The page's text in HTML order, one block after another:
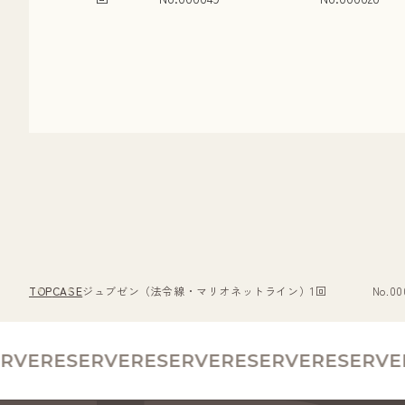
TOPCASEジュブゼン（法令線・マリオネットライン）1回
RESERVERESERVERESERVERESERVE